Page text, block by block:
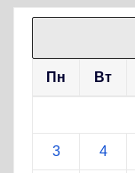
Пн Вт
3 4